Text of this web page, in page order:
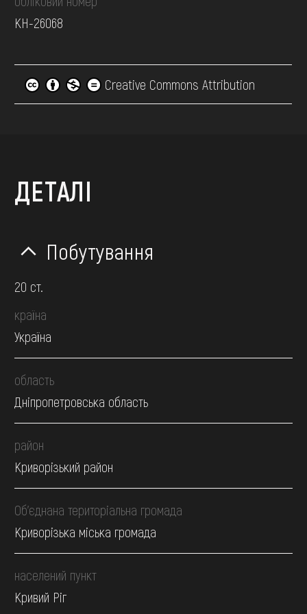
КН-26068
Creative Commons Attribution
ДЕТАЛІ
Побутування
20 ст.
країна
Україна
область
Дніпропетровська область
район
Криворізький район
Об’єднана територіальна громада
Криворізька міська громада
населений пункт
Кривий Ріг